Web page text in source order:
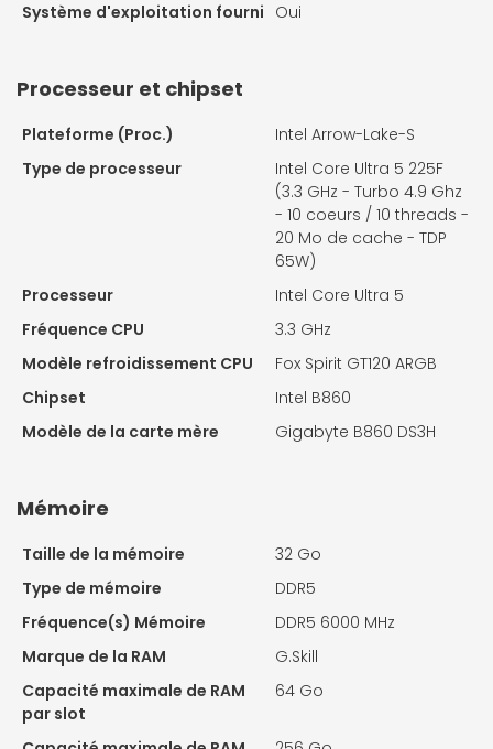
Système d'exploitation fourni Oui
Processeur et chipset
Plateforme (Proc.)
Intel Arrow-Lake-S
Type de processeur
Intel Core Ultra 5 225F
(3.3 GHz - Turbo 4.9 Ghz
- 10 coeurs / 10 threads -
20 Mo de cache - TDP
65W)
Processeur
Intel Core Ultra 5
Fréquence CPU
3.3 GHz
Modèle refroidissement CPU
Fox Spirit GT120 ARGB
Chipset
Intel B860
Modèle de la carte mère
Gigabyte B860 DS3H
Mémoire
Taille de la mémoire
32 Go
Type de mémoire
DDR5
Fréquence(s) Mémoire
DDR5 6000 MHz
Marque de la RAM
G.Skill
Capacité maximale de RAM
par slot
64 Go